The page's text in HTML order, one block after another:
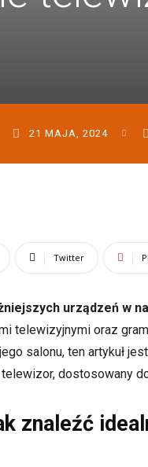
21 MAJA, 2024
Twitter
urządzeń w
telewizyjnymi oraz
salonu, ten artykuł
dostosowany
znaleźć